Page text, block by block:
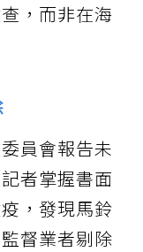
，而非在海
員會報告未
者掌握書面
，發現馬鈴
督業者剔除